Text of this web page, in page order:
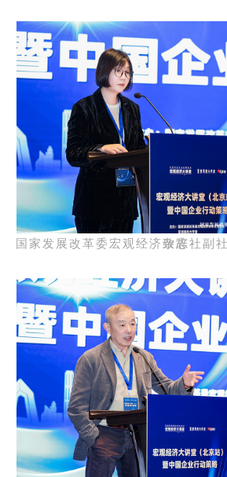
国家发展改革委宏观经济杂志社副社长赵泓代表主办方致辞